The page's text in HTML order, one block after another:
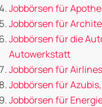
Jobbörsen für
Jobbörsen für
Jobbörsen für die
Autowerkstatt
Jobbörsen für
Jobbörsen für
Jobbörsen für